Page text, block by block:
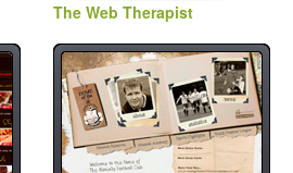
The Web Therapist